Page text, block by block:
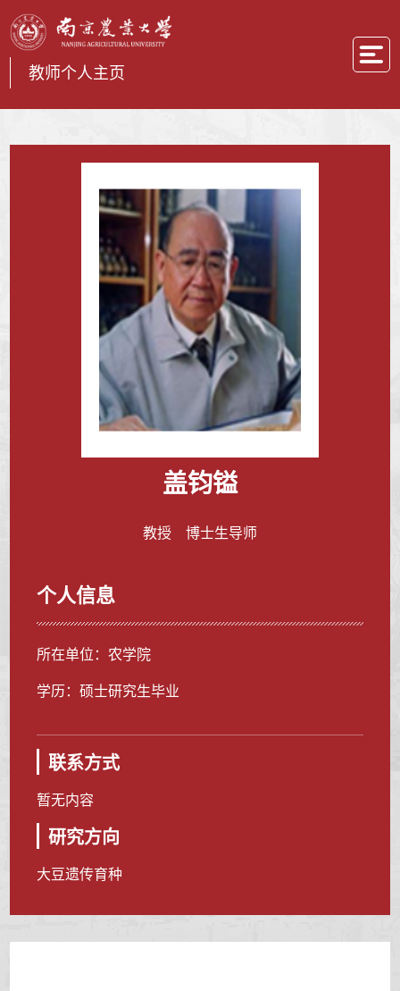
教师个人主页
盖钧镒
教授 博士生导师
个人信息
所在单位：农学院
学历：硕士研究生毕业
联系方式
暂无内容
研究方向
大豆遗传育种